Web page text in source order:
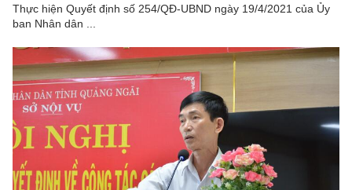
Thực hiện Quyết định số 254/QĐ-UBND ngày 19/4/2021 của Ủy
ban Nhân dân ...